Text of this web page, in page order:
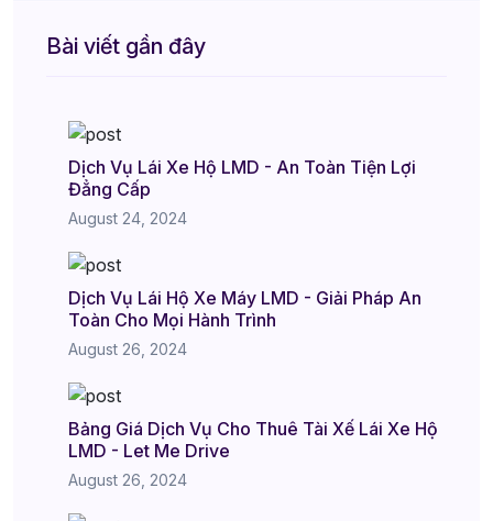
Bài viết gần đây
Dịch Vụ Lái Xe Hộ LMD - An Toàn Tiện Lợi
Đẳng Cấp
August 24, 2024
Dịch Vụ Lái Hộ Xe Máy LMD - Giải Pháp An
Toàn Cho Mọi Hành Trình
August 26, 2024
Bảng Giá Dịch Vụ Cho Thuê Tài Xế Lái Xe Hộ
LMD - Let Me Drive
August 26, 2024